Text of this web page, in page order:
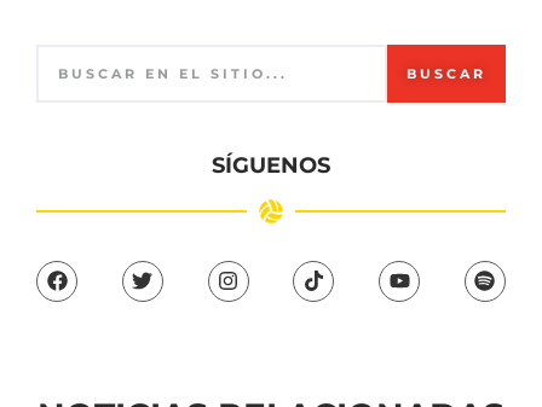
BUSCAR
SÍGUENOS